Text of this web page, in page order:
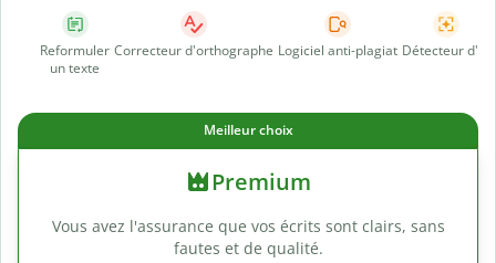
Reformuler
un texte
Correcteur d'orthographe Logiciel anti-plagiat Détecteur d'IA
Meilleur choix
Premium
Vous avez l'assurance que vos écrits sont clairs, sans
fautes et de qualité.